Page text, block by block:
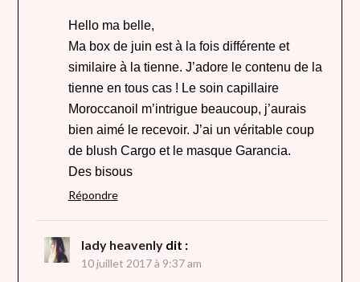
Hello ma belle,
Ma box de juin est à la fois différente et
similaire à la tienne. J’adore le contenu de la
tienne en tous cas ! Le soin capillaire
Moroccanoil m’intrigue beaucoup, j’aurais
bien aimé le recevoir. J’ai un véritable coup
de blush Cargo et le masque Garancia.
Des bisous
Répondre
lady heavenly dit :
10 juillet 2017 à 9:37 am